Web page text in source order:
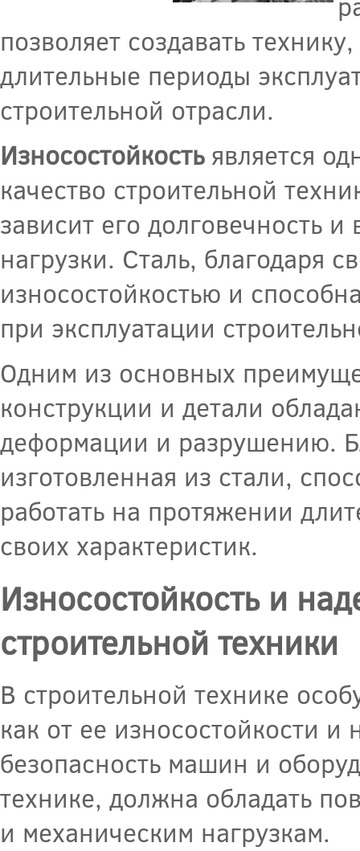
позволяет создавать
длительные периоды
строительной отрасли.
Износостойкостьявляется
качество строительной
зависит его долговечность
нагрузки. Сталь, благодаря
износостойкостью и
при эксплуатации
Одним из основных
конструкции и детали
деформации и разрушению.
изготовленная из стали,
работать на протяжении
своих характеристик.
Износостойкость и
строительной техники
В строительной технике
как от ее износостойкости и
безопасность машин и
технике, должна обладать
и механическим нагрузкам.